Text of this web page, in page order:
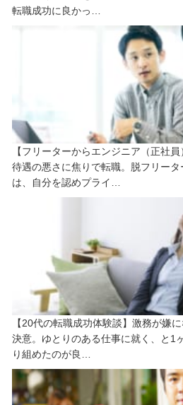
転職成功に良かっ…
【フリーターからエンジニア（正社
待遇の悪さに焦りで転職。脱フリータ
は、自分を認めプライ…
【20代の転職成功体験談】激務が嫌
決意。ゆとりのある仕事に就く、と1
り組めたのが良…